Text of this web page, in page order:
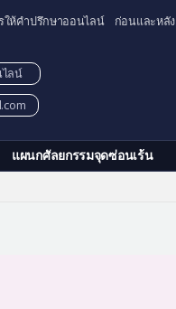
ให้คำปรึกษาออนไลน์ ก่อนและหลัง
แผนกศัลยกรรมจุดซ่อนเร้น
ลน์